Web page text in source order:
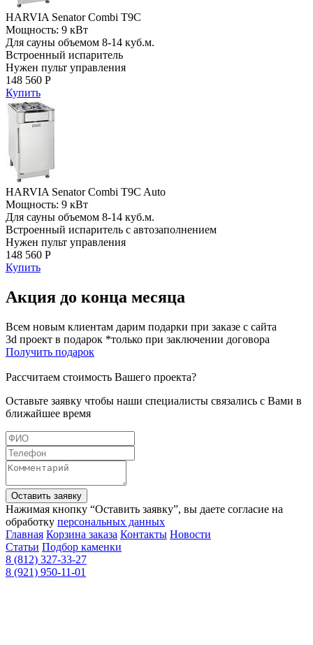
HARVIA Senator Combi T9C
Мощность: 9 кВт
Для сауны объемом 8-14 куб.м.
Встроенный испаритель
Нужен пульт управления
148 560 Р
Купить
HARVIA Senator Combi T9C Auto
Мощность: 9 кВт
Для сауны объемом 8-14 куб.м.
Встроенный испаритель с автозаполнением
Нужен пульт управления
148 560 Р
Купить
Акция до конца месяца
Всем новым клиентам дарим подарки при заказе с сайта
3d проект в подарок *только при заключении договора
Получить подарок
Рассчитаем стоимость Вашего проекта?
Оставьте заявку чтобы наши специалисты связались с Вами в
ближайшее время
Оставить заявку
Нажимая кнопку “Оставить заявку”, вы даете согласие на
обработку персональных данных
Главная Корзина заказа Контакты Новости
Статьи Подбор каменки
8 (812) 327-33-27
8 (921) 950-11-01